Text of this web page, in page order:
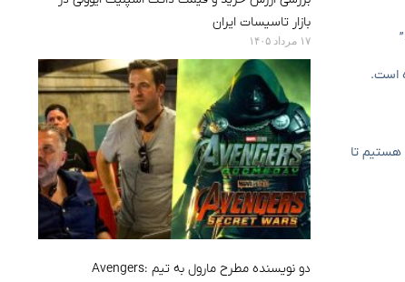
هستیم تا
بازار تاسیسات ایران
۱۷ مرداد ۱۴۰۵
دو نویسنده مطرح مارول به تیم Avengers: